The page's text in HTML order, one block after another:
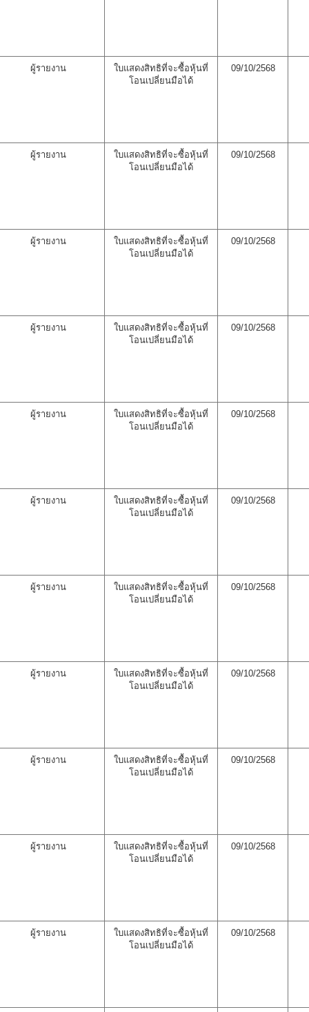
ผู้รายงาน
ใบแสดงสิทธิที่จะซื้อหุ้นที่
โอนเปลี่ยนมือได้
09/10/2568
ผู้รายงาน
ใบแสดงสิทธิที่จะซื้อหุ้นที่
โอนเปลี่ยนมือได้
09/10/2568
ผู้รายงาน
ใบแสดงสิทธิที่จะซื้อหุ้นที่
โอนเปลี่ยนมือได้
09/10/2568
ผู้รายงาน
ใบแสดงสิทธิที่จะซื้อหุ้นที่
โอนเปลี่ยนมือได้
09/10/2568
ผู้รายงาน
ใบแสดงสิทธิที่จะซื้อหุ้นที่
โอนเปลี่ยนมือได้
09/10/2568
ผู้รายงาน
ใบแสดงสิทธิที่จะซื้อหุ้นที่
โอนเปลี่ยนมือได้
09/10/2568
ผู้รายงาน
ใบแสดงสิทธิที่จะซื้อหุ้นที่
โอนเปลี่ยนมือได้
09/10/2568
ผู้รายงาน
ใบแสดงสิทธิที่จะซื้อหุ้นที่
โอนเปลี่ยนมือได้
09/10/2568
ผู้รายงาน
ใบแสดงสิทธิที่จะซื้อหุ้นที่
โอนเปลี่ยนมือได้
09/10/2568
ผู้รายงาน
ใบแสดงสิทธิที่จะซื้อหุ้นที่
โอนเปลี่ยนมือได้
09/10/2568
ผู้รายงาน
ใบแสดงสิทธิที่จะซื้อหุ้นที่
โอนเปลี่ยนมือได้
09/10/2568